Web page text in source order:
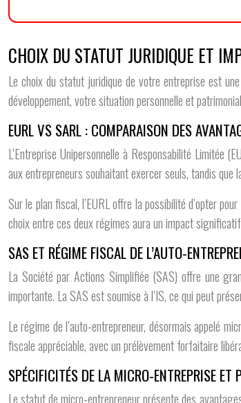
CHOIX DU STATUT JURIDIQUE ET
Le choix du statut juridique de votre entreprise est
développement, votre situation personnelle et
EURL VS SARL : COMPARAISON DES
L’Entreprise Unipersonnelle à Responsabilité Limitée
aux entrepreneurs souhaitant exercer seuls, tandis que
Sur le plan fiscal, l’EURL offre la possibilité d’opter
choix entre ces deux régimes aura un impact
SAS ET RÉGIME FISCAL DE L’AUTO-
La Société par Actions Simplifiée (SAS) offre une
importante. La SAS est soumise à l’IS, ce qui peut
Le régime de l’auto-entrepreneur, désormais appelé
fiscale appréciable, avec un prélèvement forfaitaire
SPÉCIFICITÉS DE LA MICRO-ENTREPRISE ET
Le statut de micro-entrepreneur présente des